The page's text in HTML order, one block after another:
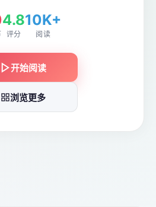
4.8
评分
10K+
阅读
开始阅读
浏览更多